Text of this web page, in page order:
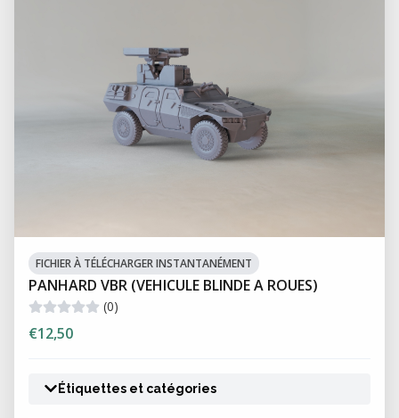
FICHIER À TÉLÉCHARGER INSTANTANÉMENT
PANHARD VBR (VEHICULE BLINDE A ROUES)
(0)
€12,50
Étiquettes et catégories